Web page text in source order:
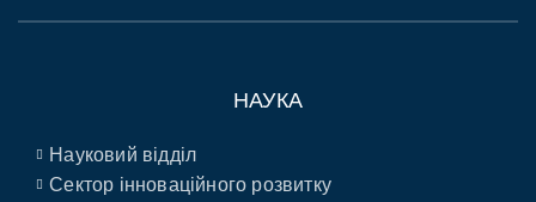
НАУКА
Науковий відділ
Сектор інноваційного розвитку